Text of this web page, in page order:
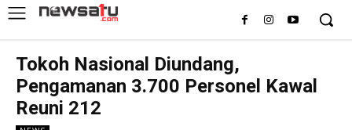
Tokoh Nasional Diundang,
Pengamanan 3.700 Personel Kawal
Reuni 212